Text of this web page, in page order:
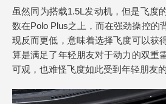
虽然同为搭载1.5L发动机，但是飞度
数在Polo Plus之上，而在强劲操控的
现反而更低，意味着选择飞度可以获
算是满足了年轻朋友对于动力的双重
可观，也难怪飞度如此受到年轻朋友的